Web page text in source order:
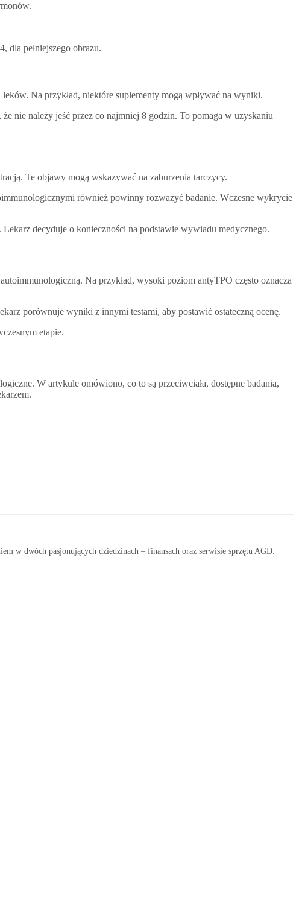
dla pełniejszego obrazu.
Na przykład, niektóre suplementy mogą wpływać na wyniki.
nie należy jeść przez co najmniej 8 godzin. To pomaga w uzyskaniu
Te objawy mogą wskazywać na zaburzenia tarczycy.
również powinny rozważyć badanie. Wczesne wykrycie
decyduje o konieczności na podstawie wywiadu medycznego.
Na przykład, wysoki poziom antyTPO często oznacza
porównuje wyniki z innymi testami, aby postawić ostateczną ocenę.
etapie.
W artykule omówiono, co to są przeciwciała, dostępne badania,
w dwóch pasjonujących dziedzinach – finansach oraz serwisie sprzętu AGD.